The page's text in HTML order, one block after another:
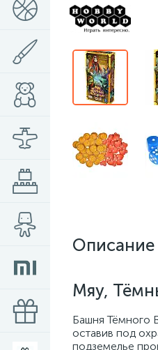
Описание
Мяу,
Башня Тёмного
оставив под
подземелье